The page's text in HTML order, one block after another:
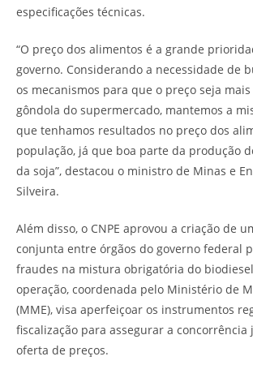
especificações técnicas.
“O preço dos alimentos é a grande
governo. Considerando a necessidade de
os mecanismos para que o preço seja
gôndola do supermercado, mantemos a
que tenhamos resultados no preço dos
população, já que boa parte da produção
da soja”, destacou o ministro de Minas e
Silveira.
Além disso, o CNPE aprovou a criação de
conjunta entre órgãos do governo federal
fraudes na mistura obrigatória do
operação, coordenada pelo Ministério de
(MME), visa aperfeiçoar os instrumentos
fiscalização para assegurar a concorrência
oferta de preços.